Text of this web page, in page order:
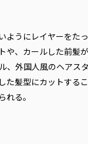
ようにレイヤーをた
や、カールした前髪
、外国人風のヘアス
た髪型にカットする
れる。